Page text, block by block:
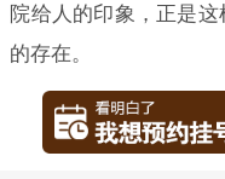
院给人的印象，正是
的存在。